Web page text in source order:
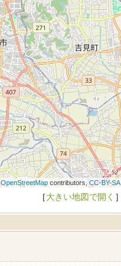
OpenStreetMapcontributors,CC-BY-SA
［大きい地図で開く ］